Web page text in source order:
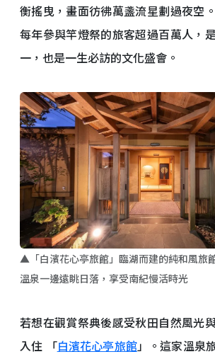
衡搖曳，畫面彷彿萬盞流星劃過夜空
每年參與竿燈祭的旅客超過百萬人，
一，也是一生必訪的文化盛會。
▲「白濱花心亭旅館」臨湖而建的純和風旅
溫泉一邊遠眺日落，享受南紀慢活時光
若想在觀賞祭典後感受秋田自然風光
入住 「白濱花心亭旅館」。這家溫泉